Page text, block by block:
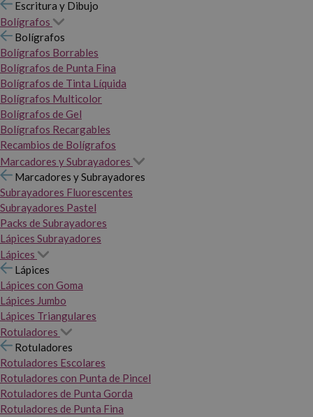
Escritura y Dibujo
Bolígrafos
Bolígrafos
Bolígrafos Borrables
Bolígrafos de Punta Fina
Bolígrafos de Tinta Líquida
Bolígrafos Multicolor
Bolígrafos de Gel
Bolígrafos Recargables
Recambios de Bolígrafos
Marcadores y Subrayadores
Marcadores y Subrayadores
Subrayadores Fluorescentes
Subrayadores Pastel
Packs de Subrayadores
Lápices Subrayadores
Lápices
Lápices
Lápices con Goma
Lápices Jumbo
Lápices Triangulares
Rotuladores
Rotuladores
Rotuladores Escolares
Rotuladores con Punta de Pincel
Rotuladores de Punta Gorda
Rotuladores de Punta Fina